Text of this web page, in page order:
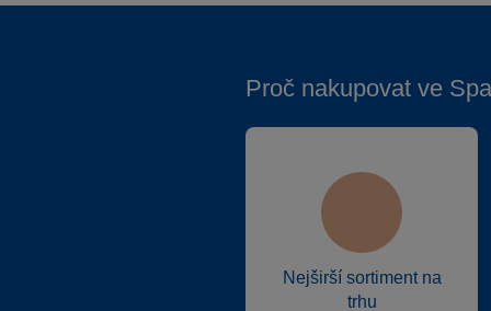
Proč nakupovat ve
Nejširší sortiment na
trhu